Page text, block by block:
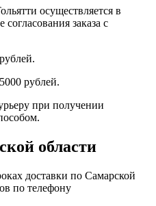
осуществляется в
заказа с
рублей.
при получении
области
доставки по Самарской
по телефону